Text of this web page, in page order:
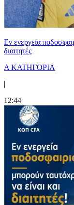
Εν ενεργεία
διαιτητές
Α ΚΑΤΗΓΟΡΙΑ
|
12:44